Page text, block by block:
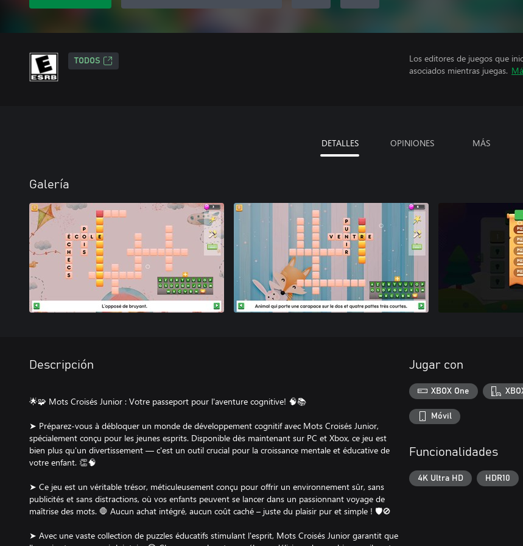
TODOS
Los editores de juegos que
asociados mientras juegas.
DETALLES OPINIONES MÁS
Galería
Descripción
🌟🧩 Mots Croisés Junior : Votre passeport pour l'aventure cognitive! 🧠📚
➤ Préparez-vous à débloquer un monde de développement cognitif avec Mots Croisés Junior,
spécialement conçu pour les jeunes esprits. Disponible dès maintenant sur PC et Xbox, ce jeu est
bien plus qu'un divertissement — c'est un outil crucial pour la croissance mentale et éducative de
votre enfant. 👏🧠
➤ Ce jeu est un véritable trésor, méticuleusement conçu pour offrir un environnement sûr, sans
publicités et sans distractions, où vos enfants peuvent se lancer dans un passionnant voyage de
maîtrise des mots. 🛑 Aucun achat intégré, aucun coût caché – juste du plaisir pur et simple ! 🛡️🚫
➤ Avec une vaste collection de puzzles éducatifs stimulant l'esprit, Mots Croisés Junior garantit que
Jugar con
XBOX One
Móvil
Funcionalidades
4K Ultra HD HDR10